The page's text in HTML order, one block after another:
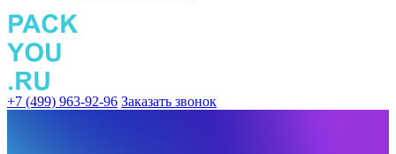
+7 (499) 963-92-96 Заказать звонок